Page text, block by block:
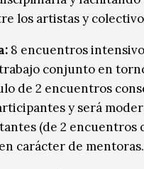
los artistas y
8 encuentros
conjunto en
de 2 encuentros
y será
(de 2 encuentros
carácter de mentoras.